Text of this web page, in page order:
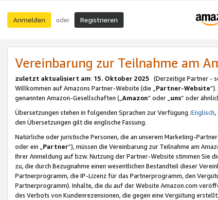
Anmelden oder Registrieren
Vereinbarung zur Teilnahme am
zuletzt aktualisiert am: 15. Oktober 2025 (Derzeitige Partner -
Willkommen auf Amazons Partner-Website (die „Partner-Website
genannten Amazon-Gesellschaften („Amazon“ oder „uns“ oder
Übersetzungen stehen in folgenden Sprachen zur Verfügung :Englisch,
den Übersetzungen gilt die englische Fassung.
Natürliche oder juristische Personen, die an unserem Marketing-
oder ein „Partner“), müssen die Vereinbarung zur Teilnahme am
Ihrer Anmeldung auf bzw. Nutzung der Partner-Website stimmen Sie
zu, die durch Bezugnahme einen wesentlichen Bestandteil dieser
Partnerprogramm, die IP-Lizenz für das Partnerprogramm, den
Partnerprogramm). Inhalte, die du auf der Website Amazon.com
des Verbots von Kundenrezensionen, die gegen eine Vergütung